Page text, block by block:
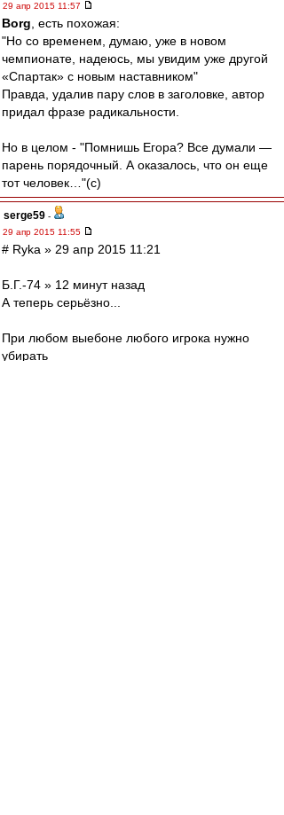
29 апр 2015 11:57
Borg , есть похожая:
"Но со временем, думаю, уже в новом
чемпионате, надеюсь, мы увидим уже другой
«Спартак» с новым наставником"
Правда, удалив пару слов в заголовке, автор
придал фразе радикальности.
Но в целом - "Помнишь Егора? Все думали —
парень порядочный. А оказалось, что он еще
тот человек…"(с)
serge59 -
29 апр 2015 11:55
# Ryka » 29 апр 2015 11:21
Б.Г.-74 » 12 минут назад
А теперь серьёзно...
При любом выебоне любого игрока нужно
убирать